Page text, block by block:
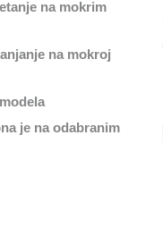
na mokrim
na mokroj
je na odabranim